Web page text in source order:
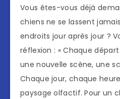
Vous êtes-vous déjà
chiens ne se lassent
endroits jour après jour ?
réflexion : « Chaque
une nouvelle scène, une
Chaque jour, chaque
paysage olfactif. Pour un